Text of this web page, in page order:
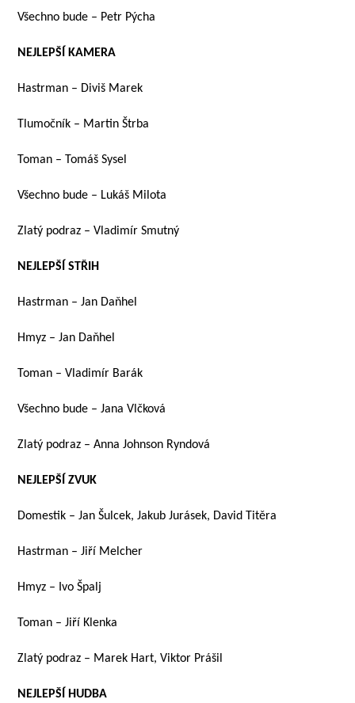
Všechno bude – Petr Pýcha
NEJLEPŠÍ KAMERA
Hastrman – Diviš Marek
Tlumočník – Martin Štrba
Toman – Tomáš Sysel
Všechno bude – Lukáš Milota
Zlatý podraz – Vladimír Smutný
NEJLEPŠÍ STŘIH
Hastrman – Jan Daňhel
Hmyz – Jan Daňhel
Toman – Vladimír Barák
Všechno bude – Jana Vlčková
Zlatý podraz – Anna Johnson Ryndová
NEJLEPŠÍ ZVUK
Domestik – Jan Šulcek, Jakub Jurásek, David Titěra
Hastrman – Jiří Melcher
Hmyz – Ivo Špalj
Toman – Jiří Klenka
Zlatý podraz – Marek Hart, Viktor Prášil
NEJLEPŠÍ HUDBA